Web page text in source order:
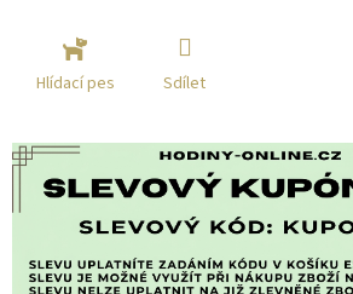
Hlídací pes Sdílet